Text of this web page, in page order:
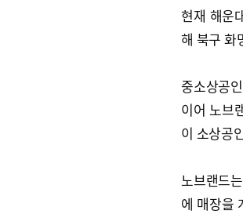
현재 해운
해 북구 화
중소상공
이어 노브
이 소상공
노브랜드
에 매장을